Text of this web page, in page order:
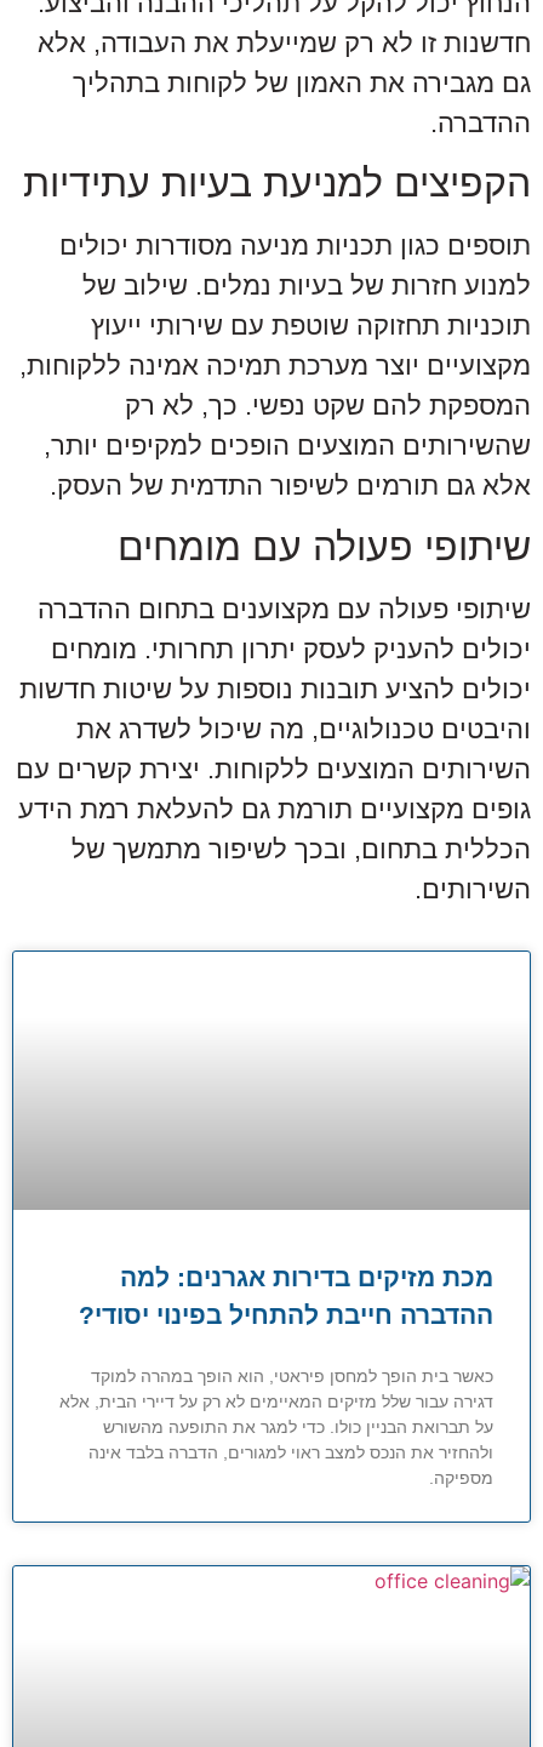
חדשנות זו לא רק שמייעלת את העבודה, אלא
גם מגבירה את האמון של לקוחות בתהליך
ההדברה.
הקפיצים למניעת בעיות עתידיות
תוספים כגון תכניות מניעה מסודרות יכולים
למנוע חזרות של בעיות נמלים. שילוב של
תוכניות תחזוקה שוטפת עם שירותי ייעוץ
מקצועיים יוצר מערכת תמיכה אמינה ללקוחות,
המספקת להם שקט נפשי. כך, לא רק
שהשירותים המוצעים הופכים למקיפים יותר,
אלא גם תורמים לשיפור התדמית של העסק.
שיתופי פעולה עם מומחים
שיתופי פעולה עם מקצוענים בתחום ההדברה
יכולים להעניק לעסק יתרון תחרותי. מומחים
יכולים להציע תובנות נוספות על שיטות חדשות
והיבטים טכנולוגיים, מה שיכול לשדרג את
השירותים המוצעים ללקוחות. יצירת קשרים עם
גופים מקצועיים תורמת גם להעלאת רמת הידע
הכללית בתחום, ובכך לשיפור מתמשך של
השירותים.
מכת מזיקים בדירות אגרנים: למה
ההדברה חייבת להתחיל בפינוי יסודי?
כאשר בית הופך למחסן פיראטי, הוא הופך במהרה למוקד
דגירה עבור שלל מזיקים המאיימים לא רק על דיירי הבית, אלא
על תברואת הבניין כולו. כדי למגר את התופעה מהשורש
ולהחזיר את הנכס למצב ראוי למגורים, הדברה בלבד אינה
מספיקה.